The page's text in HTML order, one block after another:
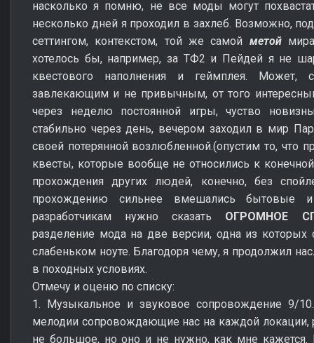
насколько я помню, не все моды могут
несколько дней я проходил в захлеб. Возможно,
сеттингом, контекстом, той же самой метоймира
хотелось бы, например, за ТФ2 и Пейдей я не
квестового наполнения и геймплея. Может,
завлекающим и не привычным, от того
через неделю постоянной игры, чуство
стабильно через день, вечером заходил в мир
своей потерянной возлюбленной.(опустим то, что
квесты, которые вообще не относились к
прохождения других людей, конечно, без
прохождению сильнее вмешались бытовые
разработчикам нужно сказать ОГРОМНОЕ
разделение мода на две версии, одна из которых
слабеньком ноуте. Благодоря чему, я продолжил
в походных условиях.
Отмечу и оценю по списку:
1. Музыкальное и звуковое сопровождение 9/
мелодии сопровождающие нас на каждой локации,
не большое, но оно и не нужно, как мне